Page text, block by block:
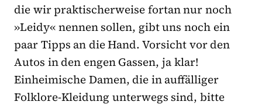
die wir praktischerweise fortan nur noch
»Leidy« nennen sollen, gibt uns noch ein
paar Tipps an die Hand. Vorsicht vor den
Autos in den engen Gassen, ja klar!
Einheimische Damen, die in auffälliger
Folklore-Kleidung unterwegs sind, bitte